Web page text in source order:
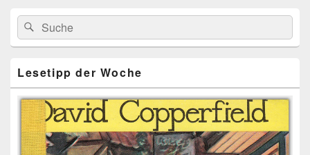
Primärer
Seitenleisten
Widget-
Bereich
Search
for:
Suche
Lesetipp der Woche